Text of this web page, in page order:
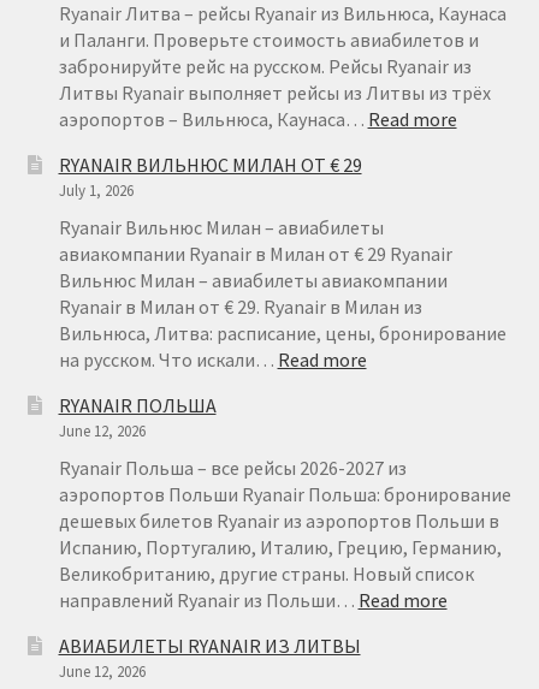
Ryanair Литва – рейсы Ryanair из Вильнюса, Каунаса
и Паланги. Проверьте стоимость авиабилетов и
забронируйте рейс на русском. Рейсы Ryanair из
Литвы Ryanair выполняет рейсы из Литвы из трёх
аэропортов – Вильнюса, Каунаса… Read more:
RYANAIR ВИЛЬНЮС МИЛАН ОТ € 29
July 1, 2026
Ryanair Вильнюс Милан – авиабилеты
авиакомпании Ryanair в Милан от € 29 Ryanair
Вильнюс Милан – авиабилеты авиакомпании
Ryanair в Милан от € 29. Ryanair в Милан из
Вильнюса, Литва: расписание, цены, бронирование
на русском. Что искали… Read more:
ОТ
€
29
RYANAIR ПОЛЬША
June 12, 2026
Ryanair Польша – все рейсы 2026-2027 из
аэропортов Польши Ryanair Польша: бронирование
дешевых билетов Ryanair из аэропортов Польши в
Испанию, Португалию, Италию, Грецию, Германию,
Великобританию, другие страны. Новый список
направлений Ryanair из Польши… Read more:
АВИАБИЛЕТЫ RYANAIR ИЗ ЛИТВЫ
June 12, 2026